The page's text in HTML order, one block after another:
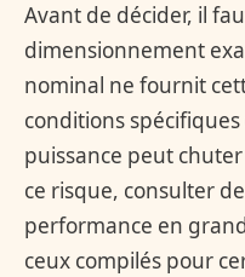
Avant de décider, il
dimensionnement
nominal ne fournit
conditions
puissance peut
ce risque, consulter
performance en
ceux compilés pour